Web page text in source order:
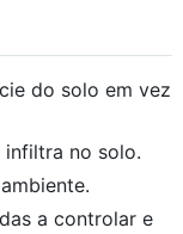
do solo em vez
infiltra no solo.
a controlar e